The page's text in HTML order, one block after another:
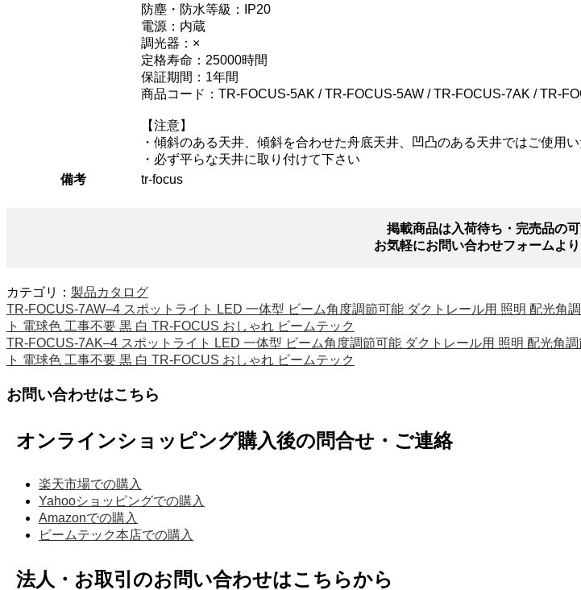
防塵・防水等級：IP20
電源：内蔵
調光器：×
定格寿命：25000時間
保証期間：1年間
商品コード：TR-FOCUS-5AK / TR-FOCUS-5AW / TR-FOCUS-7AK / TR-
【注意】
・傾斜のある天井、傾斜を合わせた舟底天井、凹凸のある天井ではご使用
・必ず平らな天井に取り付けて下さい
備考
tr-focus
掲載商品は入荷待ち・完売品の可
お気軽にお問い合わせフォームよ
カテゴリ： 製品カタログ
TR-FOCUS-7AW–4 スポットライト LED 一体型 ビーム角度調節可能 ダクトレール用 照明 配光角
ト 電球色 工事不要 黒 白 TR-FOCUS おしゃれ ビームテック
TR-FOCUS-7AK–4 スポットライト LED 一体型 ビーム角度調節可能 ダクトレール用 照明 配光角
ト 電球色 工事不要 黒 白 TR-FOCUS おしゃれ ビームテック
お問い合わせはこちら
オンラインショッピング購入後の問合せ・ご連絡
楽天市場での購入
Yahooショッピングでの購入
Amazonでの購入
ビームテック本店での購入
法人・お取引のお問い合わせはこちらから